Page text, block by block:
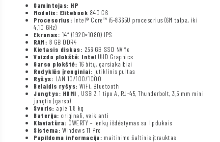
Gamintojas: HP
Modelis: Elitebook 840 G6
Procesorius: Intel® Core™ i5-8365U procesorius (6M talpa, iki
4,10 GHz)
Ekranas: 14″ (1920×1080) IPS
RAM: 8 GB DDR4
Kietasis diskas: 256 GB SSD NVMe
Vaizdo plokštė: Intel UHD Graphics
Garso plokštė: 16 bitų, garsiakalbiai
Rodyklės įrenginiai: jutiklinis pultas
Ryšys: LAN 10/100/1000
Belaidis ryšys: WiFi, Bluetooth
Jungtys: HDMI , USB 3.1 tipo A, RJ-45, Thunderbolt, 3,5 mm mini
jungtis (garso)
Svoris: apie 1,8 kg
Baterija: originali, veikianti
Klaviatūra: QWERTY – lenkų išdėstymas su lipdukais
Sistema: Windows 11 Pro
Papildoma informacija: maitinimo šaltinis įtrauktas